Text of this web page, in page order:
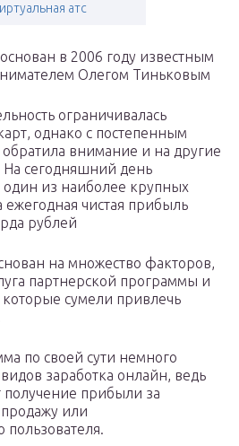
атс
в 2006 году известным
Олегом Тиньковым
ограничивалась
однако с постепенным
внимание и на другие
На сегодняшний день
из наиболее крупных
ежегодная чистая прибыль
рублей
на множество факторов,
партнерской программы и
сумели привлечь
по своей сути немного
заработка онлайн, ведь
получение прибыли за
или
пользователя.